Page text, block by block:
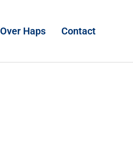
Over Haps Contact